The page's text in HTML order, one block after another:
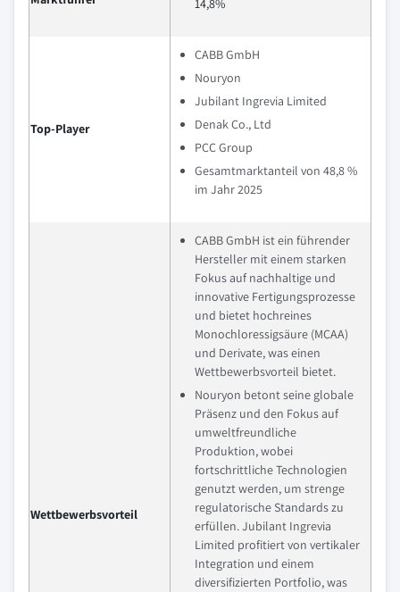
14,8%
Top-Player
CABB GmbH
Nouryon
Jubilant Ingrevia Limited
Denak Co., Ltd
PCC Group
Gesamtmarktanteil von 48,8 %
im Jahr 2025
Wettbewerbsvorteil
CABB GmbH ist ein führender
Hersteller mit einem starken
Fokus auf nachhaltige und
innovative Fertigungsprozesse
und bietet hochreines
Monochloressigsäure (MCAA)
und Derivate, was einen
Wettbewerbsvorteil bietet.
Nouryon betont seine globale
Präsenz und den Fokus auf
umweltfreundliche
Produktion, wobei
fortschrittliche Technologien
genutzt werden, um strenge
regulatorische Standards zu
erfüllen. Jubilant Ingrevia
Limited profitiert von vertikaler
Integration und einem
diversifizierten Portfolio, was